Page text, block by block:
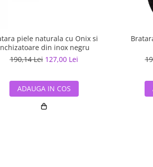
piele naturala cu Onix si
din inox negru
190,14 Lei 127,00 Lei
ADAUGA IN COS